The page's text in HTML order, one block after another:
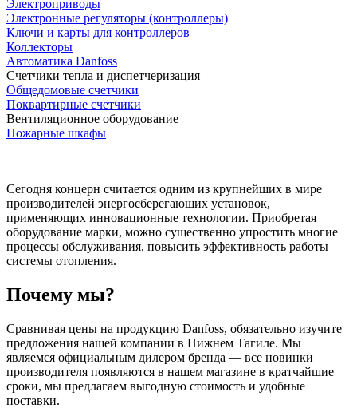
Электроприводы
Электронные регуляторы (контроллеры)
Ключи и карты для контроллеров
Коллекторы
Автоматика Danfoss
Счетчики тепла и диспетчеризация
Общедомовые счетчики
Поквартирные счетчики
Вентиляционное оборудование
Пожарные шкафы
Сегодня концерн считается одним из крупнейших в мире
производителей энергосберегающих установок,
применяющих инновационные технологии. Приобретая
оборудование марки, можно существенно упростить многие
процессы обслуживания, повысить эффективность работы
системы отопления.
Почему мы?
Сравнивая цены на продукцию Danfoss, обязательно изучите
предложения нашей компании в Нижнем Тагиле. Мы
являемся официальным дилером бренда — все новинки
производителя появляются в нашем магазине в кратчайшие
сроки, мы предлагаем выгодную стоимость и удобные
поставки.